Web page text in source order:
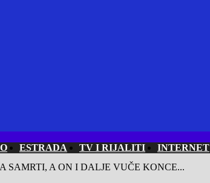
ESTRADA TV I RIJALITI INTERNET
SAMRTI, A ON I DALJE VUČE KONCE...